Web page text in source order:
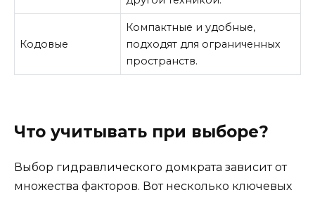
Кодовые
Компактные и удобные,
подходят для ограниченных
пространств.
Что учитывать при выборе?
Выбор гидравлического домкрата зависит от
множества факторов. Вот несколько ключевых